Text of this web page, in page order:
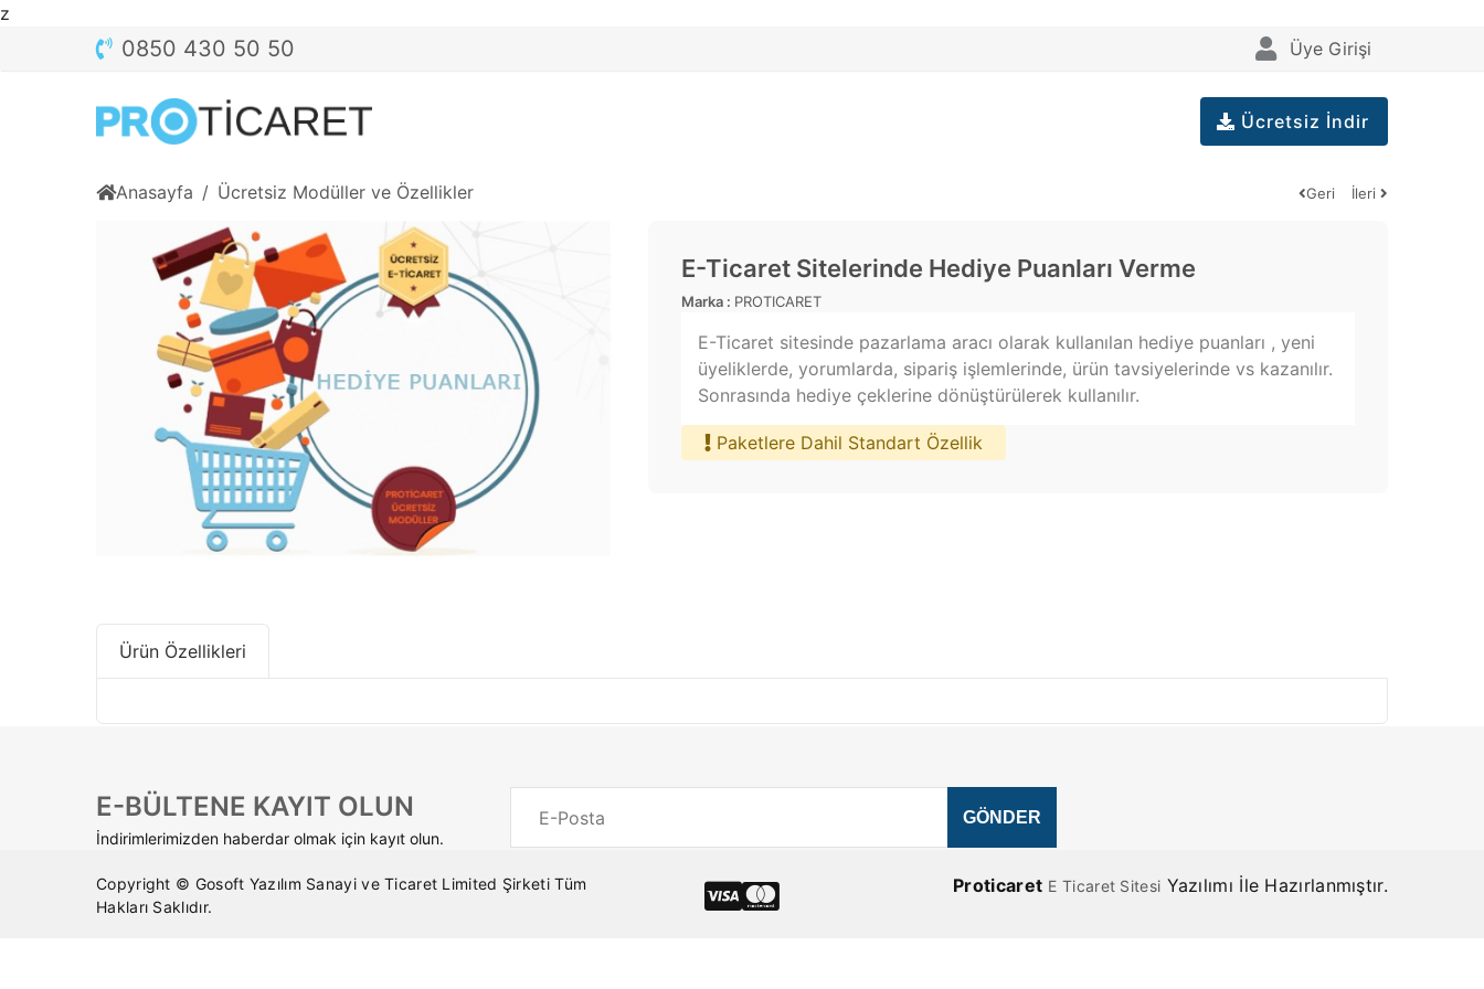
z
0850 430 50 50 Üye Girişi
Ücretsiz İndir
Anasayfa Ücretsiz Modüller ve Özellikler Geri İleri
E-Ticaret Sitelerinde Hediye Puanları Verme
Marka : PROTICARET
E-Ticaret sitesinde pazarlama aracı olarak kullanılan hediye puanları , yeni
üyeliklerde, yorumlarda, sipariş işlemlerinde, ürün tavsiyelerinde vs kazanılır.
Sonrasında hediye çeklerine dönüştürülerek kullanılır.
Paketlere Dahil Standart Özellik
Ürün Özellikleri
E-BÜLTENE KAYIT OLUN
İndirimlerimizden haberdar olmak için kayıt olun.
Copyright © Gosoft Yazılım Sanayi ve Ticaret Limited Şirketi Tüm
Hakları Saklıdır.
Proticaret E Ticaret Sitesi Yazılımı İle Hazırlanmıştır.